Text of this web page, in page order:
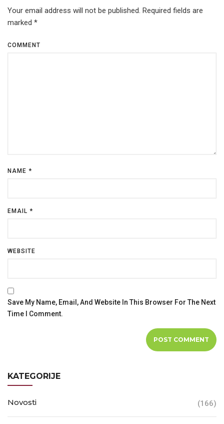
Your email address will not be published. Required fields are
marked *
COMMENT
NAME *
EMAIL *
WEBSITE
Save My Name, Email, And Website In This Browser For The Next
Time I Comment.
KATEGORIJE
Novosti (166)